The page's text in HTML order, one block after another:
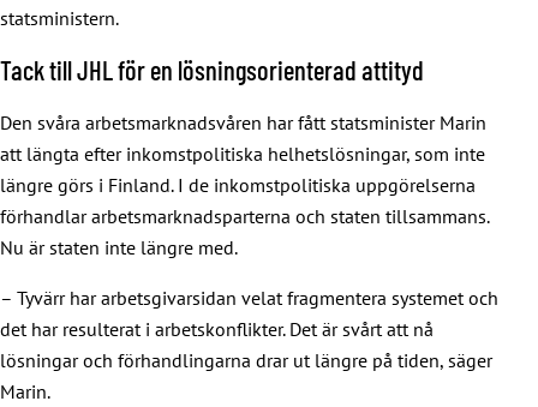
statsministern.
Tack till JHL för en lösningsorienterad attityd
Den svåra arbetsmarknadsvåren har fått statsminister Marin
att längta efter inkomstpolitiska helhetslösningar, som inte
längre görs i Finland. I de inkomstpolitiska uppgörelserna
förhandlar arbetsmarknadsparterna och staten tillsammans.
Nu är staten inte längre med.
– Tyvärr har arbetsgivarsidan velat fragmentera systemet och
det har resulterat i arbetskonflikter. Det är svårt att nå
lösningar och förhandlingarna drar ut längre på tiden, säger
Marin.